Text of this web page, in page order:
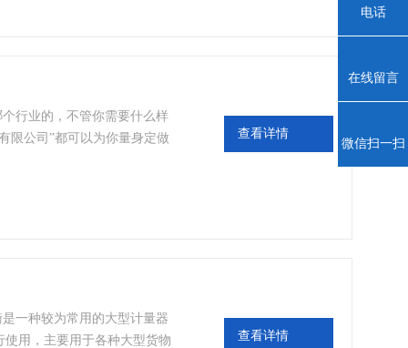
行业的，不管你需要什么样
限公司”都可以为你量身定做
查看详情
一种较为常用的大型计量器
用，主要用于各种大型货物
查看详情
电话
在线留言
微信扫一扫